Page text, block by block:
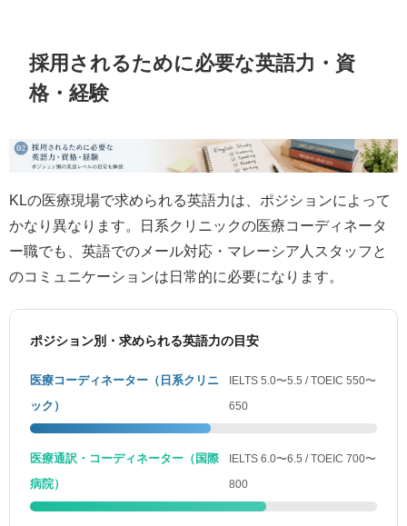
採用されるために必要な英語力・資
格・経験
KLの医療現場で求められる英語力は、ポジションによって
かなり異なります。日系クリニックの医療コーディネータ
ー職でも、英語でのメール対応・マレーシア人スタッフと
のコミュニケーションは日常的に必要になります。
ポジション別・求められる英語力の目安
医療コーディネーター（日系クリニ
ック）
IELTS 5.0〜5.5 / TOEIC 550〜
650
医療通訳・コーディネーター（国際
病院）
IELTS 6.0〜6.5 / TOEIC 700〜
800